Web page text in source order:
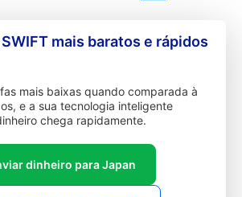
mais baratos e rápidos
mais baixas quando comparada à
e a sua tecnologia inteligente
chega rapidamente.
dinheiro para Japan